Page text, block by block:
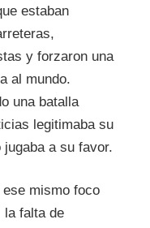
estaban
y forzaron una
al mundo.
una batalla
legitimaba su
a su favor.
mismo foco
la falta de